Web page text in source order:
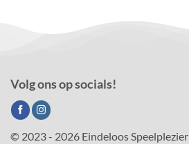
Volg ons op socials!
© 2023 - 2026 Eindeloos Speelplezier